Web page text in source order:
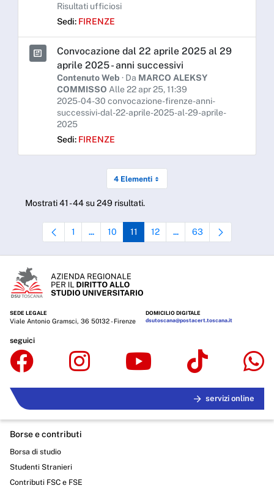
Risultati ufficiosi
Sedi: FIRENZE
Convocazione dal 22 aprile 2025 al 29
aprile 2025 - anni successivi
Contenuto Web · Da MARCO ALEKSY
COMMISSO Alle 22 apr 25, 11:39
2025-04-30 convocazione-firenze-anni-
successivi-dal-22-aprile-2025-al-29-aprile-
2025
Sedi: FIRENZE
4 Elementi
Mostrati 41 - 44 su 249 risultati.
Pagina
1 ...Pagine intermedie Use TAB to navigate.
Pagina
10 Pagina
11 Pagina
12 ...Pagine intermedie Use TAB
Pagina
63
SEDE LEGALE
Viale Antonio Gramsci, 36 50132 - Firenze
DOMICILIO DIGITALE
dsutoscana@postacert.toscana.it
seguici
servizi online
Borse e contributi
Borsa di studio
Studenti Stranieri
Contributi FSC e FSE